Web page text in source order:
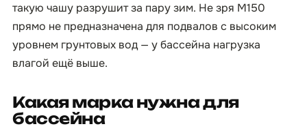
такую чашу разрушит за пару зим. Не зря М150
прямо не предназначена для подвалов с высоким
уровнем грунтовых вод — у бассейна нагрузка
влагой ещё выше.
Какая марка нужна для
бассейна